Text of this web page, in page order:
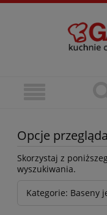
Opcje
Skorzystaj z
wyszukiwania.
Kategorie: Baseny